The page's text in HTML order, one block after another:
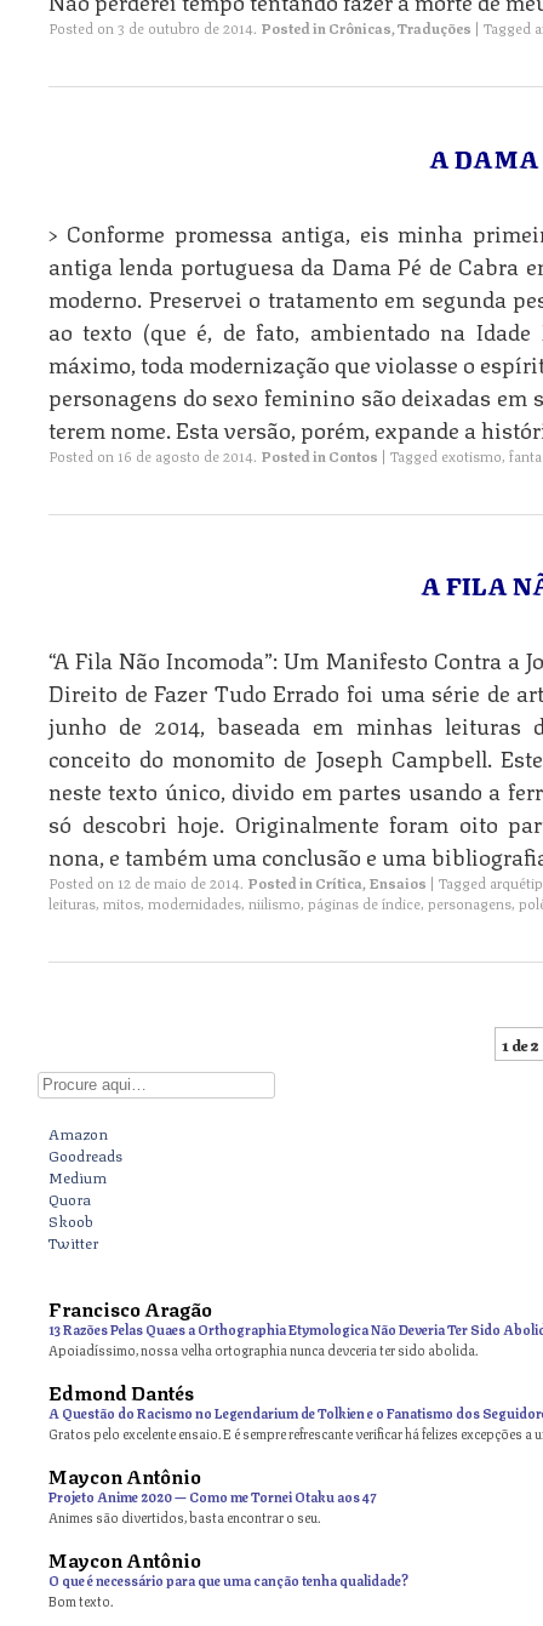
Posted on3 de outubro de 2014. Posted inCrônicas,Traduções | Tagged
A DAMA
> Conforme promessa antiga, eis minha
antiga lenda portuguesa da Dama Pé de Cabra
moderno. Preservei o tratamento em segunda
ao texto (que é, de fato, ambientado na
máximo, toda modernização que violasse o
personagens do sexo feminino são deixadas em
terem nome. Esta versão, porém, expande a
Posted on 16 de agosto de 2014. Posted in Contos | Tagged exotismo,
A FILA
“A Fila Não Incomoda”: Um Manifesto Contra a
Direito de Fazer Tudo Errado foi uma série de
junho de 2014, baseada em minhas leituras
conceito do monomito de Joseph Campbell.
neste texto único, divido em partes usando a
só descobri hoje. Originalmente foram oito
nona, e também uma conclusão e uma
Posted on 12 de maio de 2014. Posted inCrítica,Ensaios | Tagged
leituras, mitos, modernidades, niilismo, páginas de índice, personagens,
1 de 2
Digite aqui
Amazon
Goodreads
Medium
Quora
Skoob
Twitter
Francisco Aragão
13 Razões Pelas Quaes a Orthographia Etymologica Não Deveria Ter Sido
Apoiadíssimo, nossa velha ortographia nunca devceria ter sido abolida.
Edmond Dantés
A Questão do Racismo no Legendarium de Tolkien e o Fanatismo dos
Gratos pelo excelente ensaio. E é sempre refrescante verificar há felizes excepções a
Maycon Antônio
Projeto Anime 2020 — Como me Tornei Otaku aos 47
Animes são divertidos, basta encontrar o seu.
Maycon Antônio
O que é necessário para que uma canção tenha qualidade?
Bom texto.